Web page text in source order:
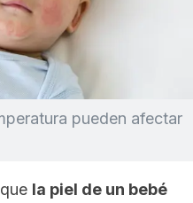
pueden afectar
la piel de un bebé